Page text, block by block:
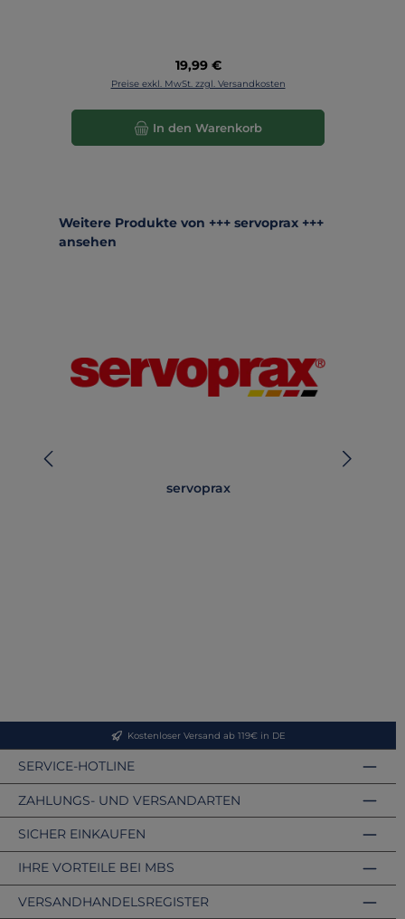
Regulärer Preis:
19,99 €
Preise exkl. MwSt. zzgl. Versandkosten
In den Warenkorb
Produktgalerie überspringen
Weitere Produkte von +++ servoprax +++
ansehen
servoprax
Kostenloser Versand ab 119€ in DE
SERVICE-HOTLINE
ZAHLUNGS- UND VERSANDARTEN
VERSANDHANDELSREGISTER
SICHER EINKAUFEN
IHRE VORTEILE BEI MBS